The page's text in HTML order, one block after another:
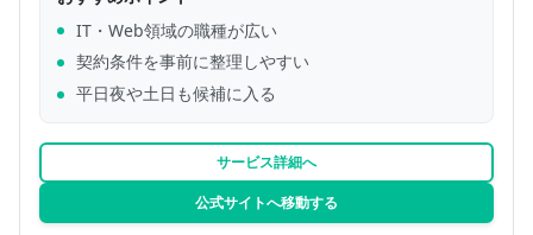
IT・Web領域の職種が広い
契約条件を事前に整理しやすい
平日夜や土日も候補に入る
サービス詳細へ
公式サイトへ移動する